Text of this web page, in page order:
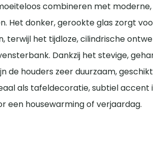
combineren met moderne,
Het donker, gerookte glas zorgt
terwijl het tijdloze, cilindrische
Dankzij het stevige,
de houders zeer duurzaam,
als tafeldecoratie, subtiel accent
een housewarming of verjaardag.